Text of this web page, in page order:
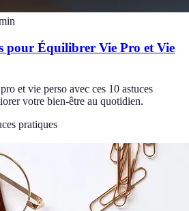
pour Équilibrer Vie Pro et Vie
et vie perso avec ces 10 astuces
votre bien-être au quotidien.
pratiques